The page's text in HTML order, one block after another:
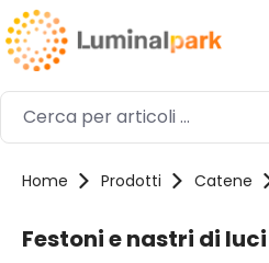
Passa al contenuto principale
Home Prodotti Catene
Festoni e nastri di luci